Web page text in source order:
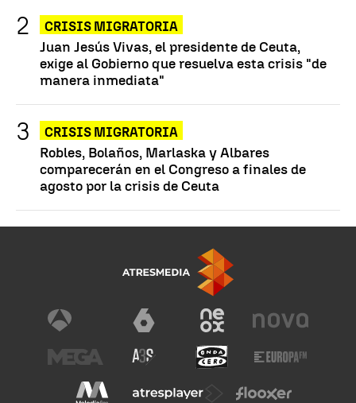
CRISIS MIGRATORIA
Juan Jesús Vivas, el presidente de Ceuta,
exige al Gobierno que resuelva esta crisis "de
manera inmediata"
CRISIS MIGRATORIA
Robles, Bolaños, Marlaska y Albares
comparecerán en el Congreso a finales de
agosto por la crisis de Ceuta